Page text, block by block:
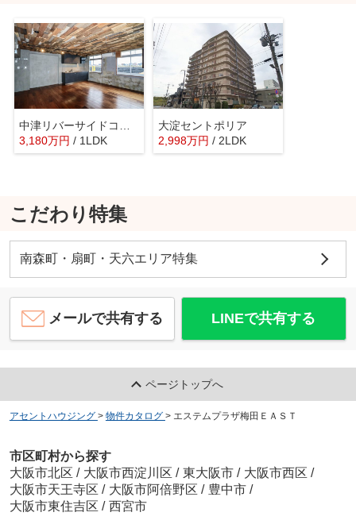
中津リバーサイドコーポＡ棟
3,180万円 / 1LDK
大淀セントポリア
2,998万円 / 2LDK
こだわり特集
南森町・扇町・天六エリア特集
メールで共有する LINEで共有する
ページトップへ
アセントハウジング > 物件カタログ > エステムプラザ梅田ＥＡＳＴ
市区町村から探す
大阪市北区 / 大阪市西淀川区 / 東大阪市 / 大阪市西区 /
大阪市天王寺区 / 大阪市阿倍野区 / 豊中市 /
大阪市東住吉区 / 西宮市